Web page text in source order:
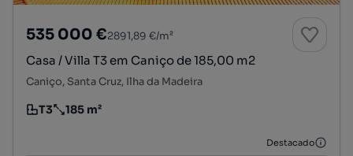
535 000 €2891,89 €/m²
Casa / Villa T3 em Caniço de 185,00 m2
Caniço, Santa Cruz, Ilha da Madeira
Tipologia
T3
Preço por metro quadrado
185 m²
Destacado